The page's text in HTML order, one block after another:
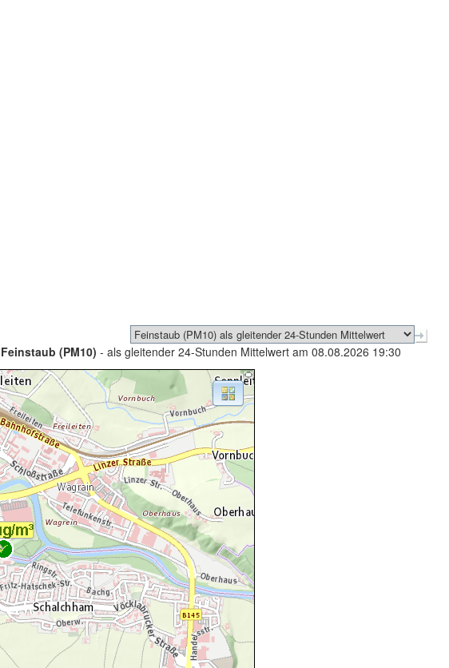
Feinstaub (PM10) - als gleitender 24-Stunden Mittelwert am 08.08.2026 19:30